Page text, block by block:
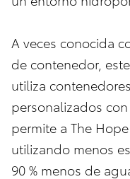
A veces conocida
de contenedor,
utiliza
personalizados
permite a The
utilizando menos
90 % menos de